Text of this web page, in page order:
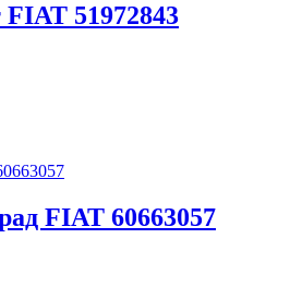
51972843
FIAT 60663057